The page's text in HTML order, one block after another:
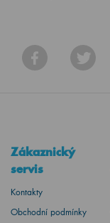
Zákaznický
servis
Kontakty
Obchodní podmínky